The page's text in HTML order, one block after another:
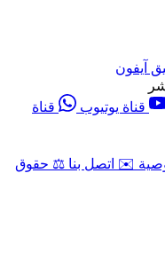
آيفون
قناة يوتيوب
قناة
✉️ اتصل بنا ⚖️ حقوق